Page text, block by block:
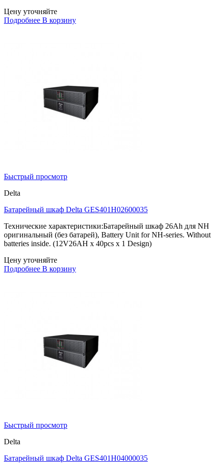
Цену уточняйте
Подробнее В корзину
Быстрый просмотр
Delta
Батарейный шкаф Delta GES401H02600035
Технические характеристики:Батарейный шкаф 26Ah для NH
оригинальный (без батарей), Battery Unit for NH-series. Without
batteries inside. (12V26AH x 40pcs x 1 Design)
Цену уточняйте
Подробнее В корзину
Быстрый просмотр
Delta
Батарейный шкаф Delta GES401H04000035